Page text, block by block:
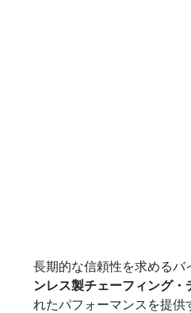
長期的な信頼性を求める
ンレス製チェーフィング・
れたパフォーマンスを提供